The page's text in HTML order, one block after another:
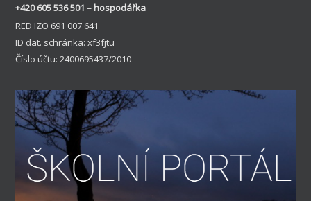
+420 605 536 501 – hospodářka
RED IZO 691 007 641
ID dat. schránka: xf3fjtu
Číslo účtu: 2400695437/2010